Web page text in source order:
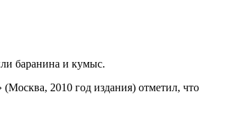
баранина и кумыс.
2010 год издания) отметил, что